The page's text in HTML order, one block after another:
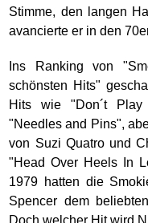
Stimme, den langen
avancierte er in den
Ins Ranking von
schönsten Hits"
Hits wie "Don´t
"Needles and Pins",
von Suzi Quatro und
"Head Over Heels In
1979 hatten die
Spencer dem
Doch welcher Hit wird